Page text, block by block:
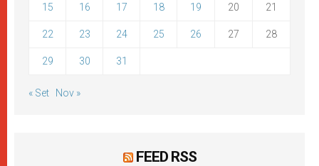
15 16 17 18 19 20 21
22 23 24 25 26 27 28
29 30 31
« Set Nov »
FEED RSS